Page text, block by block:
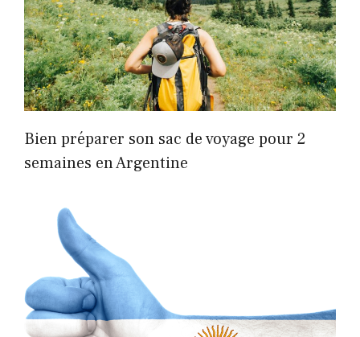
Bien préparer son sac de voyage pour 2
semaines en Argentine